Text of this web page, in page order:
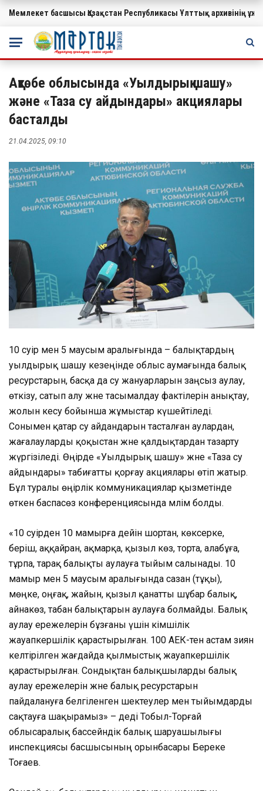
МАҢЫЗДЫ
Мемлекет басшысы Қазақстан Республикасы Ұлттық
Ақтөбе облысында «Уылдырық шашу»
және «Таза су айдындары» акциялары
басталды
21.04.2025, 09:10
10 сәуір мен 5 маусым аралығында – балықтардың
уылдырық шашу кезеңінде облыс аумағында балық
ресурстарын, басқа да су жануарларын заңсыз аулау,
өткізу, сатып алу және тасымалдау фактілерін анықтау,
жолын кесу бойынша жұмыстар күшейтіледі.
Сонымен қатар су айдандарын тасталған аулардан,
жағалауларды қоқыстан және қалдықтардан тазарту
жүргізіледі. Өңірде «Уылдырық шашу» және «Таза су
айдындары» табиғатты қорғау акциялары өтіп жатыр.
Бұл туралы өңірлік коммуникациялар қызметінде
өткен баспасөз конференциясында мәлім болды.
«10 сәуірден 10 мамырға дейін шортан, көксерке,
берiш, аққайран, ақмарқа, қызыл көз, торта, алабұға,
тұрпа, тарақ балықты аулауға тыйым салынады. 10
мамыр мен 5 маусым аралығында сазан (тұқы),
мөңке, оңғақ, жайын, қызыл қанатты шұбар балық,
айнакөз, табан балықтарын аулауға болмайды. Балық
аулау ережелерін бұзғаны үшін әкімшілік
жауапкершілік қарастырылған. 100 АЕК-тен астам зиян
келтірілген жағдайда қылмыстық жауапкершілік
қарастырылған. Сондықтан балықшыларды балық
аулау ережелерін және балық ресурстарын
пайдалануға белгіленген шектеулер мен тыйымдарды
сақтауға шақырамыз» – деді Тобыл-Торғай
облысаралық бассейндік балық шаруашылығы
инспекциясы басшысының орынбасары Береке
Тоғаев.